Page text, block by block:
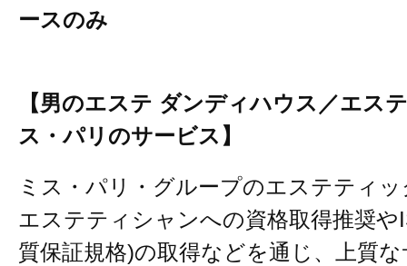
ースのみ
【男のエステ ダンディハウス／エス
ス・パリのサービス】
ミス・パリ・グループのエステティ
エステティシャンへの資格取得推奨や
質保証規格)の取得などを通じ、上質